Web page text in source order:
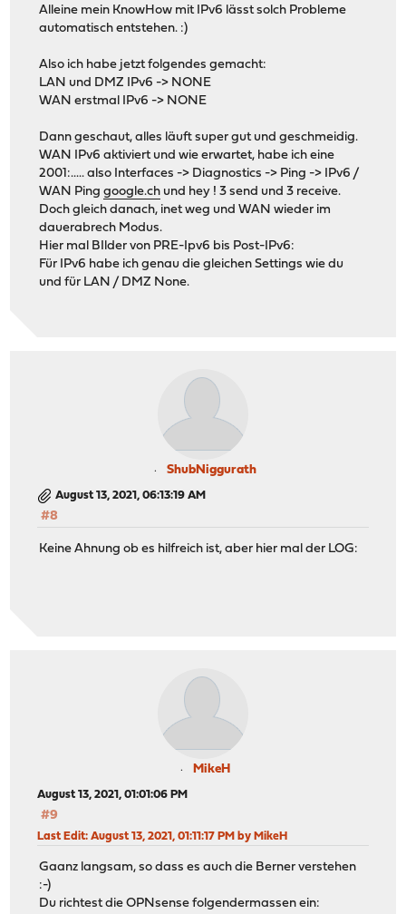
Alleine mein KnowHow mit IPv6 lässt solch Probleme
automatisch entstehen. :)
Also ich habe jetzt folgendes gemacht:
LAN und DMZ IPv6 -> NONE
WAN erstmal IPv6 -> NONE
Dann geschaut, alles läuft super gut und geschmeidig.
WAN IPv6 aktiviert und wie erwartet, habe ich eine
2001:..... also Interfaces -> Diagnostics -> Ping -> IPv6 /
WAN Pinggoogle.ch und hey ! 3 send und 3 receive.
Doch gleich danach, inet weg und WAN wieder im
dauerabrech Modus.
Hier mal BIlder von PRE-Ipv6 bis Post-IPv6:
Für IPv6 habe ich genau die gleichen Settings wie du
und für LAN / DMZ None.
ShubNiggurath
August 13, 2021, 06:13:19 AM
#8
Keine Ahnung ob es hilfreich ist, aber hier mal der LOG:
MikeH
August 13, 2021, 01:01:06 PM
#9
Last Edit: August 13, 2021, 01:11:17 PM by MikeH
Gaanz langsam, so dass es auch die Berner verstehen
:-)
Du richtest die OPNsense folgendermassen ein: